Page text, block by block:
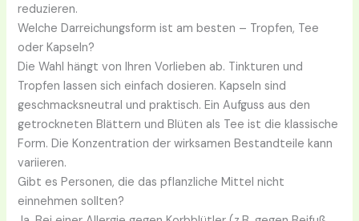
reduzieren.
Welche Darreichungsform ist am besten – Tropfen, Tee
oder Kapseln?
Die Wahl hängt von Ihren Vorlieben ab. Tinkturen und
Tropfen lassen sich einfach dosieren. Kapseln sind
geschmacksneutral und praktisch. Ein Aufguss aus den
getrockneten Blättern und Blüten als Tee ist die klassische
Form. Die Konzentration der wirksamen Bestandteile kann
variieren.
Gibt es Personen, die das pflanzliche Mittel nicht
einnehmen sollten?